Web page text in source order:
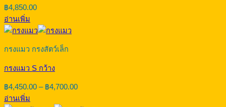
฿4,850.00
อ่านเพิ่ม
กรงแมว กรงสัตว์เล็ก
กรงแมว S กว้าง
฿4,450.00 – ฿4,700.00Price
อ่านเพิ่ม